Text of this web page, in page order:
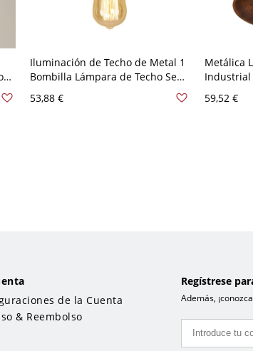
Iluminación de Techo de Metal 1
Bombilla Lámpara de Techo Semi
Industrial para Porche - Rústico
53,88 €
Metálica
Industrial
para
59,52 €
de la Cuenta
& Reembolso
Regístrese
Además,